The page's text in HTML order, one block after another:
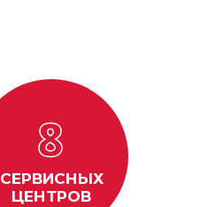
8
СЕРВИСНЫХ
ЦЕНТРОВ